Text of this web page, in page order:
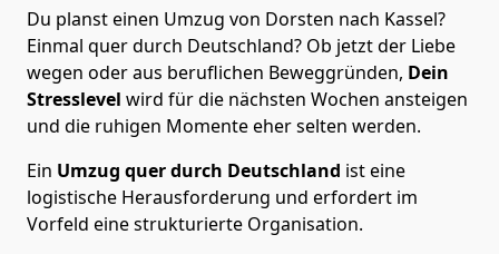
Du planst einen Umzug von Dorsten nach Kassel?
Einmal quer durch Deutschland? Ob jetzt der Liebe
wegen oder aus beruflichen Beweggründen, Dein
Stresslevel wird für die nächsten Wochen ansteigen
und die ruhigen Momente eher selten werden.
Ein Umzug quer durch Deutschland ist eine
logistische Herausforderung und erfordert im
Vorfeld eine strukturierte Organisation.